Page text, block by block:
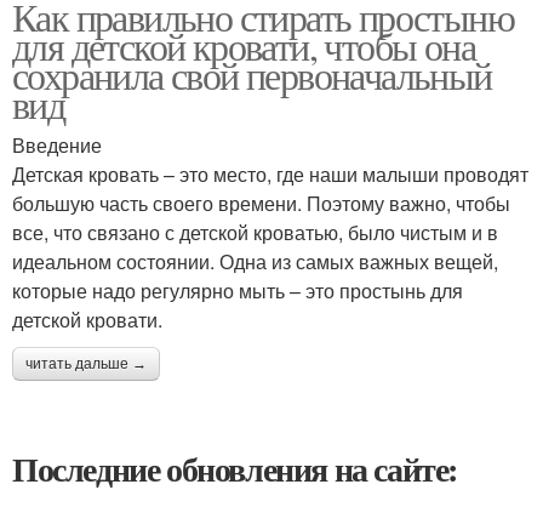
Как правильно стирать простыню
для детской кровати, чтобы она
сохранила свой первоначальный
вид
Введение
Детская кровать – это место, где наши малыши проводят
большую часть своего времени. Поэтому важно, чтобы
все, что связано с детской кроватью, было чистым и в
идеальном состоянии. Одна из самых важных вещей,
которые надо регулярно мыть – это простынь для
детской кровати.
читать дальше →
Последние обновления на сайте: